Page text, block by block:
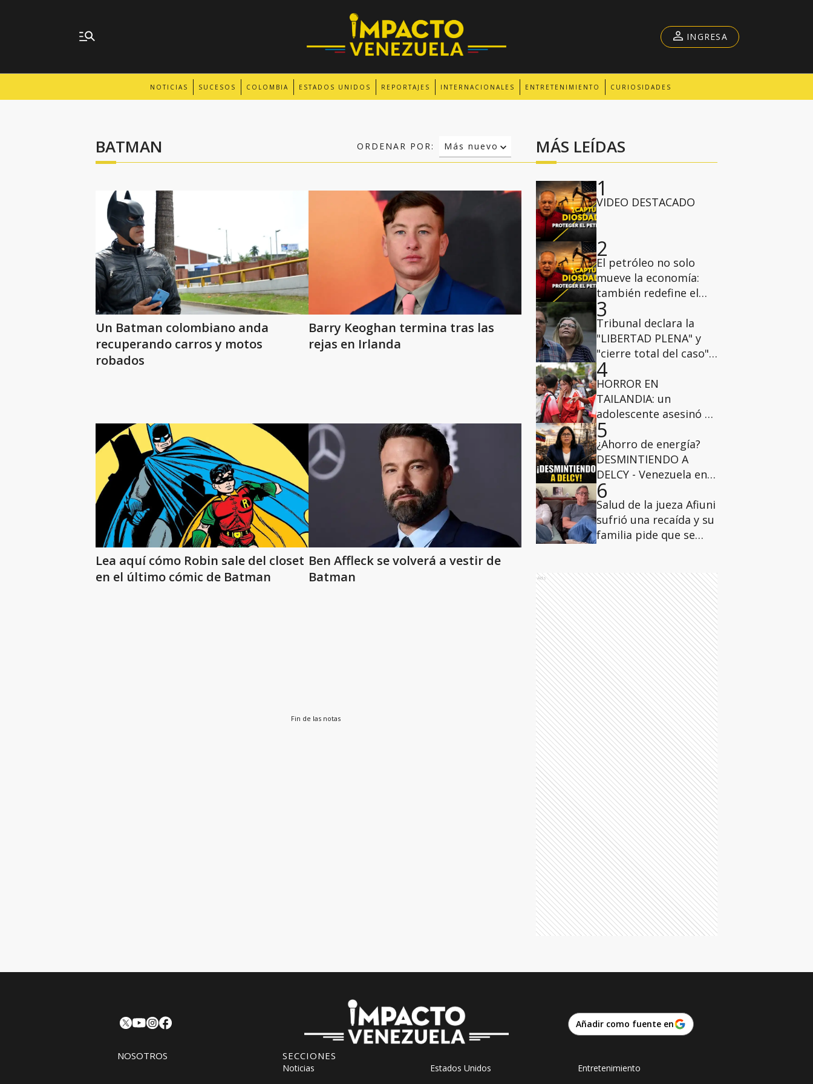
NOTICIAS SUCESOS COLOMBIA ESTADOS UNIDOS REPORTAJES INTERNACIONALES ENTRETENIMIENTO CURIOSIDADES
INGRESA
BATMAN ORDENAR POR:
Más nuevo
Relevancia
Un Batman colombiano anda
recuperando carros y motos
robados
Barry Keoghan termina tras las
rejas en Irlanda
Lea aquí cómo Robin sale del closet
en el último cómic de Batman
Ben Affleck se volverá a vestir de
Batman
Fin de las notas
MÁS LEÍDAS
1
VIDEO DESTACADO
2
El petróleo no solo
mueve la economía:
también redefine el
poder
3
Tribunal declara la
"LIBERTAD PLENA" y
"cierre total del caso"
para la juez María de
Lourdes Afiuni
4
HORROR EN
TAILANDIA: un
adolescente asesinó a
sus abuelos y a varios
alumnos y profesores
5
¿Ahorro de energía?
DESMINTIENDO A
DELCY - Venezuela en
profundidad
6
Salud de la jueza Afiuni
sufrió una recaída y su
familia pide que se
Ads
Añadir como fuente en
NOSOTROS SECCIONES
Noticias
Estados Unidos
Entretenimiento